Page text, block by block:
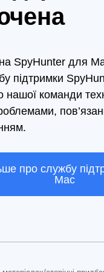
SpyHunter для
підтримки
команди
про службу
Mac